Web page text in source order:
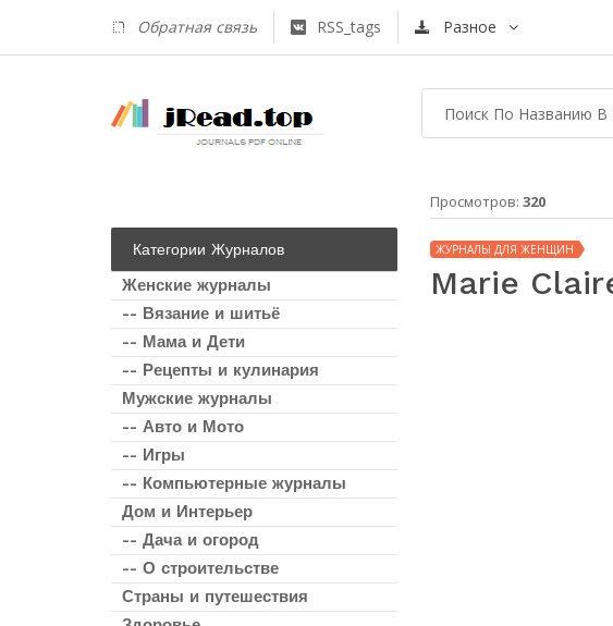
Обратная связь RSS_tags Разное
Категории Журналов
Женские журналы
-- Вязание и шитьё
-- Мама и Дети
-- Рецепты и кулинария
Мужские журналы
-- Авто и Мото
-- Игры
-- Компьютерные журналы
Дом и Интерьер
-- Дача и огород
-- О строительстве
Страны и путешествия
Просмотров: 320
ЖУРНАЛЫ ДЛЯ ЖЕНЩИН
Marie